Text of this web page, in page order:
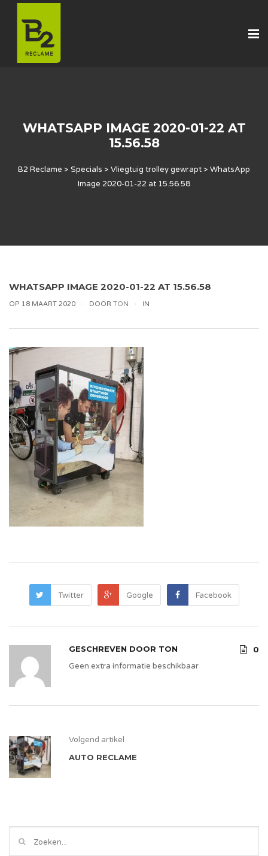
WHATSAPP IMAGE 2020-01-22 AT
15.56.58
B2 Reclame > Specials > Vliegtuig trolley gewrapt> WhatsApp
Image 2020-01-22 at 15.56.58
WHATSAPP IMAGE 2020-01-22 AT 15.56.58
OP 18 MAART 2020 DOOR TON IN
Twitter Google Facebook
GESCHREVEN DOOR TON
0
Geen extra informatie beschikbaar
Volgend artikel
AUTO RECLAME